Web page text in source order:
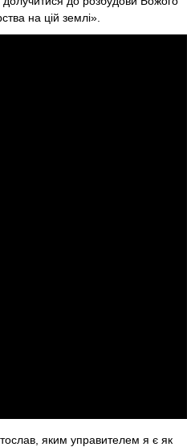
на цій землі».
яким управителем я є як